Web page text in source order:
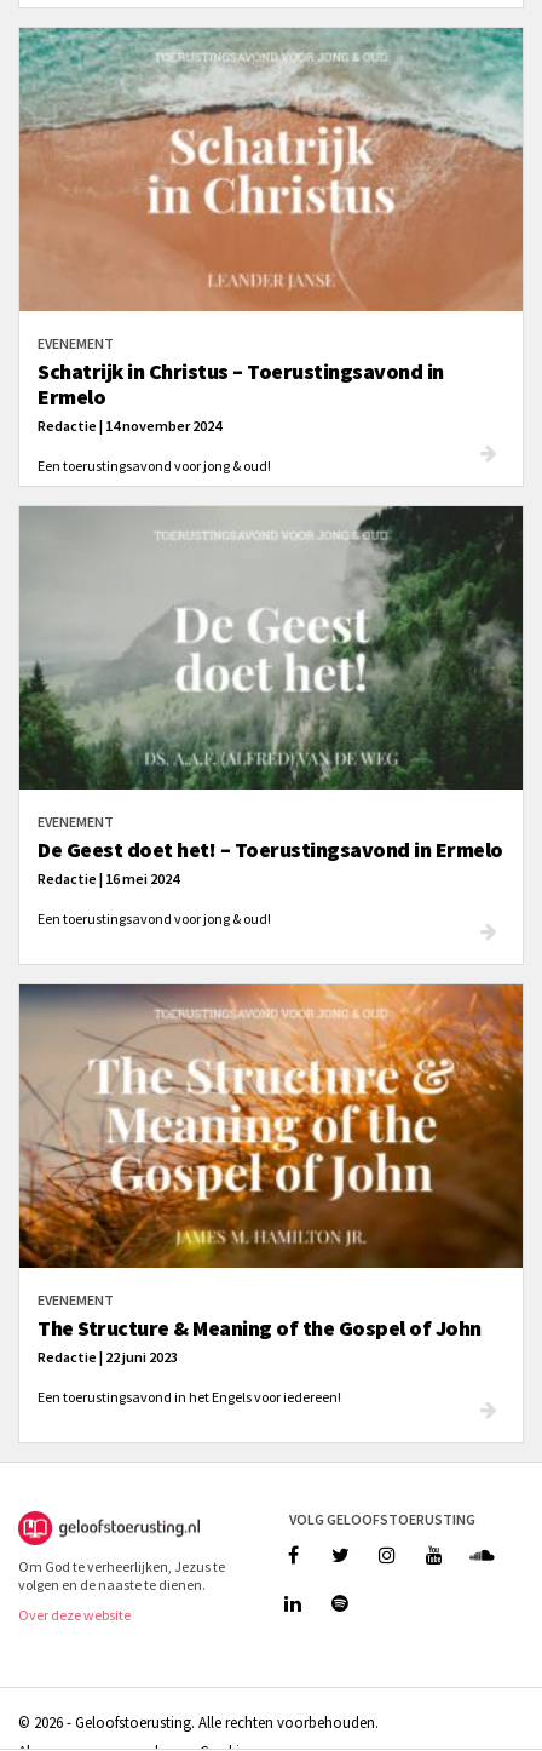
EVENEMENT
Schatrijk in Christus – Toerustingsavond in
Ermelo
Redactie | 14 november 2024
Een toerustingsavond voor jong & oud!
EVENEMENT
De Geest doet het! – Toerustingsavond in Ermelo
Redactie | 16 mei 2024
Een toerustingsavond voor jong & oud!
EVENEMENT
The Structure & Meaning of the Gospel of John
Redactie | 22 juni 2023
Een toerustingsavond in het Engels voor iedereen!
Om God te verheerlijken, Jezus te
volgen en de naaste te dienen.
Over deze website
VOLG GELOOFSTOERUSTING
© 2026 - Geloofstoerusting. Alle rechten voorbehouden.